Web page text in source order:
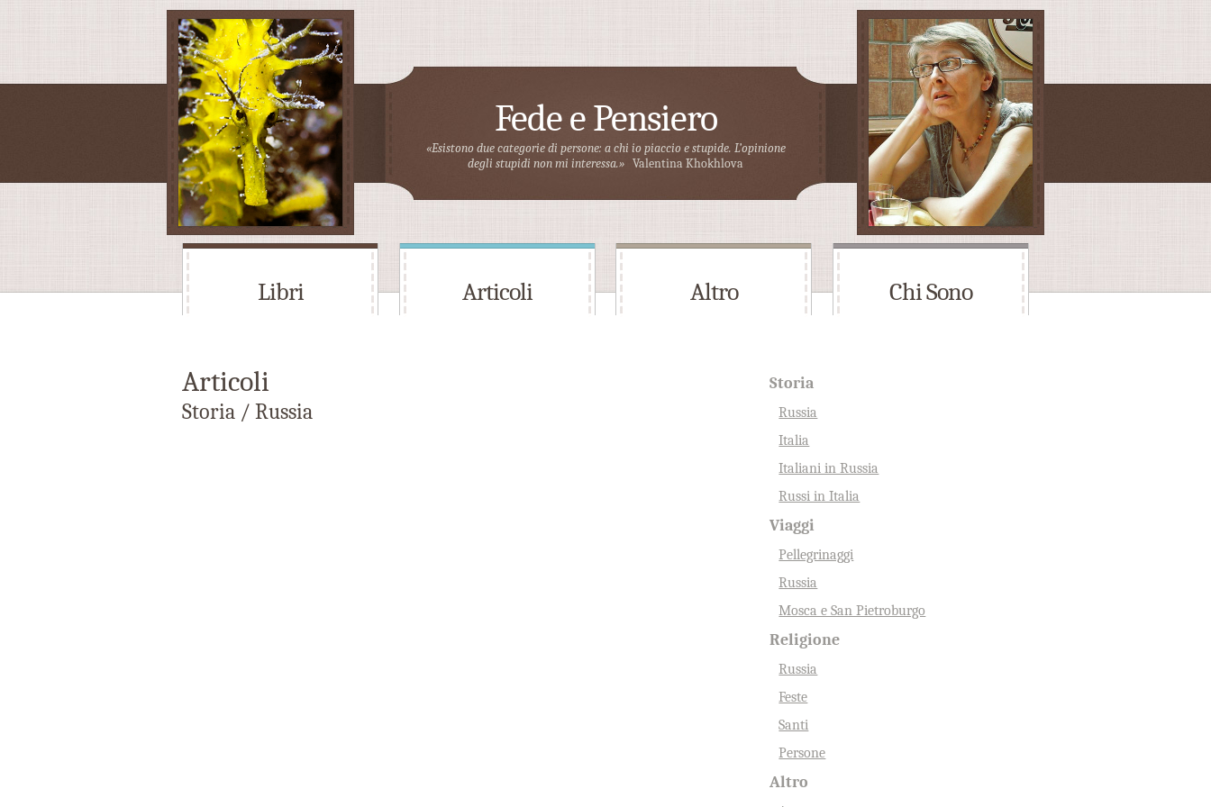
Fede e Pensiero
«Esistono due categorie di persone: a chi io piaccio e stupide. L’opinione
degli stupidi non mi interessa.» Valentina Khokhlova
Libri Articoli Altro Chi Sono
Storia
Russia
Italia
Italiani in Russia
Russi in Italia
Viaggi
Pellegrinaggi
Russia
Mosca e San Pietroburgo
Religione
Russia
Feste
Santi
Persone
Altro
Articoli
Storia / Russia